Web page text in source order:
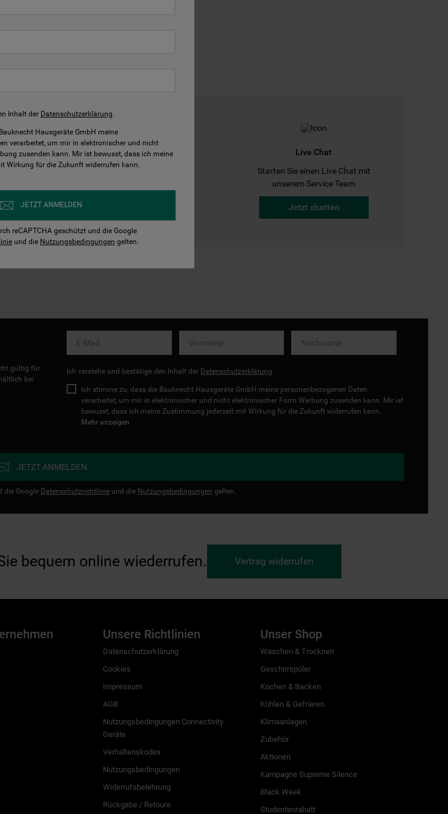
Kontakt
Live Chat
Starten Sie einen Live Chat mit
unserem Service Team
Jetzt chatten
gültig für
bei
Ich verstehe und bestätige den Inhalt der Datenschutzerklärung
Ich stimme zu, dass die Bauknecht Hausgeräte GmbH meine personenbezogenen Daten
verarbeitet, um mir in elektronischer und nicht elektronischer Form Werbung zusenden kann. Mir ist
bewusst, dass ich meine Zustimmung jederzeit mit Wirkung für die Zukunft widerrufen kann.
Mehr anzeigen
JETZT ANMELDEN
die Google Datenschutzrichtlinieund die Nutzungsbedingungen gelten.
bequem online wiederrufen. Vertrag widerrufen
Unsere Richtlinien
Datenschutzerklärung
Cookies
Impressum
AGB
Nutzungsbedingungen Connectivity
Geräte
Verhaltenskodex
Nutzungsbedingungen
Widerrufsbelehrung
Rückgabe / Retoure
Unser Shop
Waschen & Trocknen
Geschirrspüler
Kochen & Backen
Kühlen & Gefrieren
Klimaanlagen
Zubehör
Aktionen
Kampagne Supreme Silence
Black Week
Studentenrabatt
Inhalt der Datenschutzerklärung.
Hausgeräte GmbH meine
verarbeitet, um mir in elektronischer und nicht
zusenden kann. Mir ist bewusst, dass ich meine
Wirkung für die Zukunft widerrufen kann.
JETZT ANMELDEN
reCAPTCHA geschützt und die Google
und die Nutzungsbedingungen gelten.